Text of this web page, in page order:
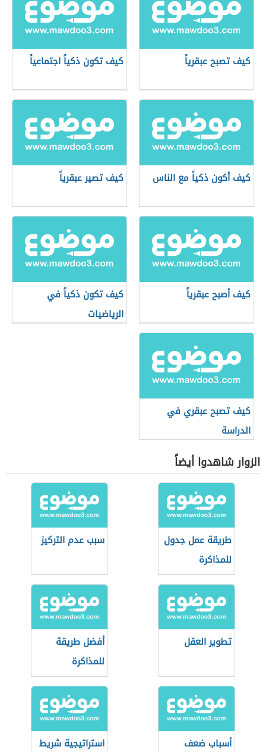
كيف تصبح عبقرياً كيف تكون ذكياً اجتماعياً
كيف أكون ذكياً مع الناس كيف تصير عبقرياً
كيف أصبح عبقرياً
كيف تكون ذكياً في
الرياضيات
كيف تصبح عبقري في
الدراسة
الزوار شاهدوا أيضاً
طريقة عمل جدول
للمذاكرة
سبب عدم التركيز
تطوير العقل
أفضل طريقة
للمذاكرة
أسباب ضعف
استراتيجية شريط